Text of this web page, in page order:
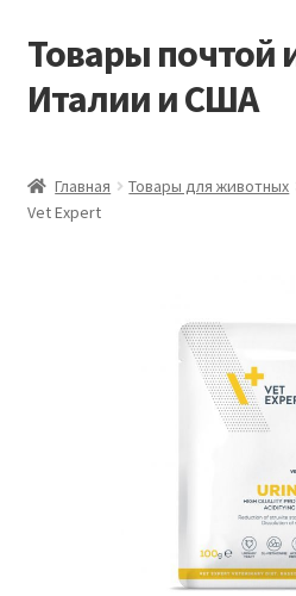
Перейти
навигации
Перейти
содержимому
Товары почтой
Италии и США
Контакты
Главная Товары для животных
Vet Expert